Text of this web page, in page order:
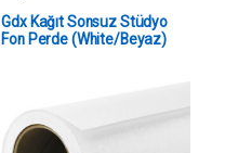
Gdx Kağıt Sonsuz Stüdyo
Fon Perde (White/Beyaz)